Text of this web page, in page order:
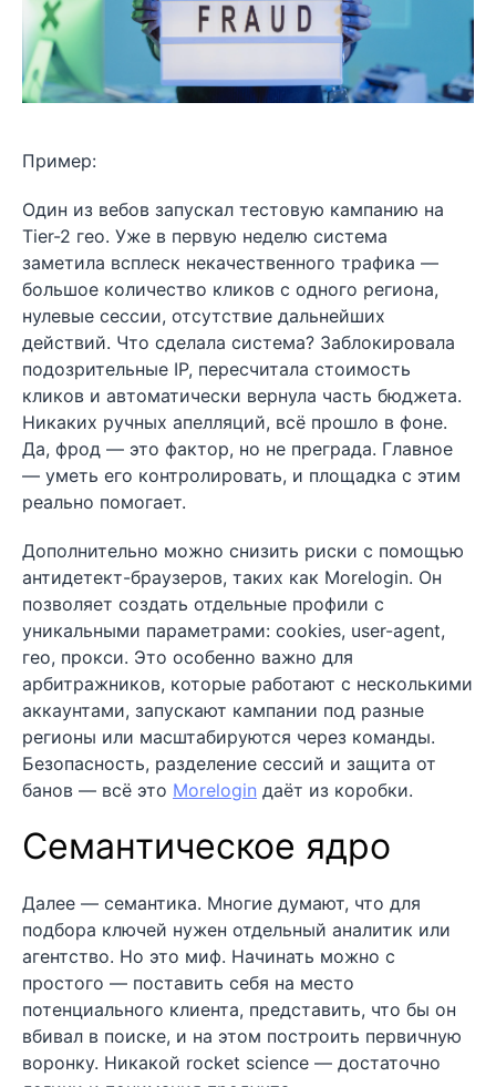
Пример:
Один из вебов запускал тестовую кампанию на
Tier-2 гео. Уже в первую неделю система
заметила всплеск некачественного трафика —
большое количество кликов с одного региона,
нулевые сессии, отсутствие дальнейших
действий. Что сделала система? Заблокировала
подозрительные IP, пересчитала стоимость
кликов и автоматически вернула часть бюджета.
Никаких ручных апелляций, всё прошло в фоне.
Да, фрод — это фактор, но не преграда. Главное
— уметь его контролировать, и площадка с этим
реально помогает.
Дополнительно можно снизить риски с помощью
антидетект-браузеров, таких как Morelogin. Он
позволяет создать отдельные профили с
уникальными параметрами: cookies, user-agent,
гео, прокси. Это особенно важно для
арбитражников, которые работают с несколькими
аккаунтами, запускают кампании под разные
регионы или масштабируются через команды.
Безопасность, разделение сессий и защита от
банов — всё это Morelogin даёт из коробки.
Семантическое ядро
Далее — семантика. Многие думают, что для
подбора ключей нужен отдельный аналитик или
агентство. Но это миф. Начинать можно с
простого — поставить себя на место
потенциального клиента, представить, что бы он
вбивал в поиске, и на этом построить первичную
воронку. Никакой rocket science — достаточно